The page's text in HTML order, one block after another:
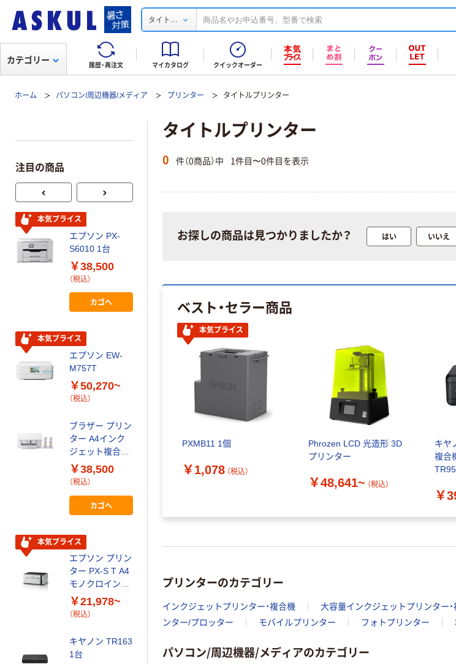
タイト ...
履歴・再注文 マイカタログ クイックオーダー
カテゴリー
ホーム パソコン/周辺機器/メディア プリンター タイトルプリンター
タイトルプリンター
0 件（0商品）中 1件目〜0件目を表示
お探しの商品は見つかりましたか？ はい いいえ
ベスト・セラー商品
本気プライス
PXMB11 1個
￥1,078 （税込）
Phrozen LCD 光造形 3D
プリンター
￥48,641~ （税込）
キヤ
複合
￥
プリンターのカテゴリー
インクジェットプリンター・複合機 大容量インクジェットプリンター
ンター/プロッター
モバイルプリンター フォトプリンター
パソコン/周辺機器/メディアのカテゴリー
注目の商品
本気プライス
エプソン PX-
S6010 1台
￥38,500
（税込）
カゴへ
本気プライス
エプソン EW-
M757T
￥50,270~
（税込）
ブラザー プリン
ター A4インク
ジェット複合機
MFCー
J742DWN 1台
￥38,500
（税込）
カゴへ
本気プライス
エプソン プリン
ター PX-S T A4
モノクロインク
ジェット エコタ
ンク搭載モデル
￥21,978~
（税込）
キヤノン TR163
1台
ジェットプリン
ター G1330 1台
本気プライス
ブラザー A4モ
ノクロレーザー
線LAN MFC-L
エプソン PX-
S6010 1台
エプソン EW-
M757T
￥50,270~
（税込）
ブラザー プリン
ター A4インク
ジェット複合機
J742DWN 1台
（税込）
ンク搭載モデル
￥21,978~
1台